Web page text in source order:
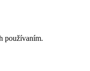
používaním.